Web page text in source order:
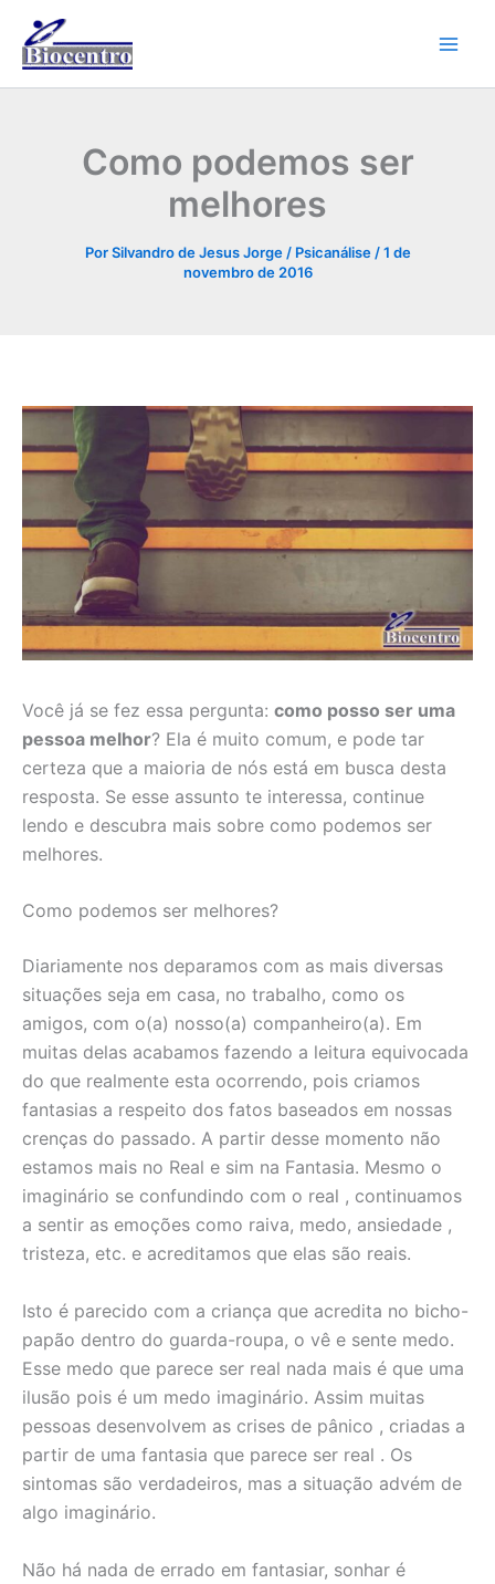
para
Como podemos ser
melhores
PorSilvandro de Jesus Jorge / Psicanálise/1 de
novembro de 2016
Você já se fez essa pergunta: como posso ser uma
pessoa melhor? Ela é muito comum, e pode tar
certeza que a maioria de nós está em busca desta
resposta. Se esse assunto te interessa, continue
lendo e descubra mais sobre como podemos ser
melhores.
Como podemos ser melhores?
Diariamente nos deparamos com as mais diversas
situações seja em casa, no trabalho, como os
amigos, com o(a) nosso(a) companheiro(a). Em
muitas delas acabamos fazendo a leitura equivocada
do que realmente esta ocorrendo, pois criamos
fantasias a respeito dos fatos baseados em nossas
crenças do passado. A partir desse momento não
estamos mais no Real e sim na Fantasia. Mesmo o
imaginário se confundindo com o real , continuamos
a sentir as emoções como raiva, medo, ansiedade ,
tristeza, etc. e acreditamos que elas são reais.
Isto é parecido com a criança que acredita no bicho-
papão dentro do guarda-roupa, o vê e sente medo.
Esse medo que parece ser real nada mais é que uma
ilusão pois é um medo imaginário. Assim muitas
pessoas desenvolvem as crises de pânico , criadas a
partir de uma fantasia que parece ser real . Os
sintomas são verdadeiros, mas a situação advém de
algo imaginário.
Não há nada de errado em fantasiar, sonhar é
s
q